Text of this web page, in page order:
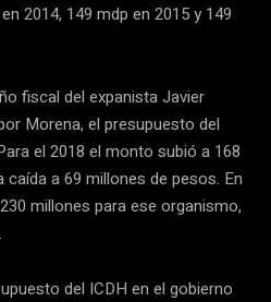
2014, 149 mdp en 2015 y 149
fiscal del expanista Javier
Morena, el presupuesto del
el 2018 el monto subió a 168
a 69 millones de pesos. En
millones para ese organismo,
del ICDH en el gobierno